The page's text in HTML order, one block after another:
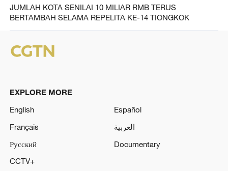
JUMLAH KOTA SENILAI 10 MILIAR RMB TERUS
BERTAMBAH SELAMA REPELITA KE-14 TIONGKOK
EXPLORE MORE
English
Español
Français
العربية
Русский
Documentary
CCTV+